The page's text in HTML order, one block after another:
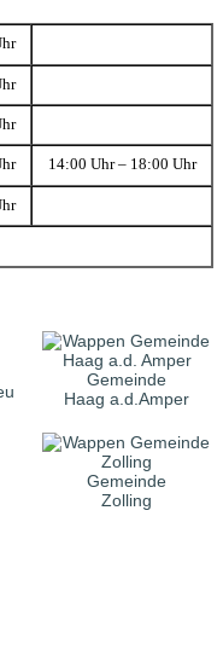
14:00 Uhr – 18:00 Uhr
Gemeinde
Haag a.d.Amper
Gemeinde
Zolling